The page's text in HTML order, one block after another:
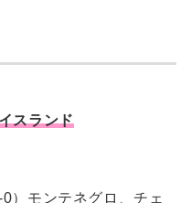
スランド
）モンテネグロ、チェ